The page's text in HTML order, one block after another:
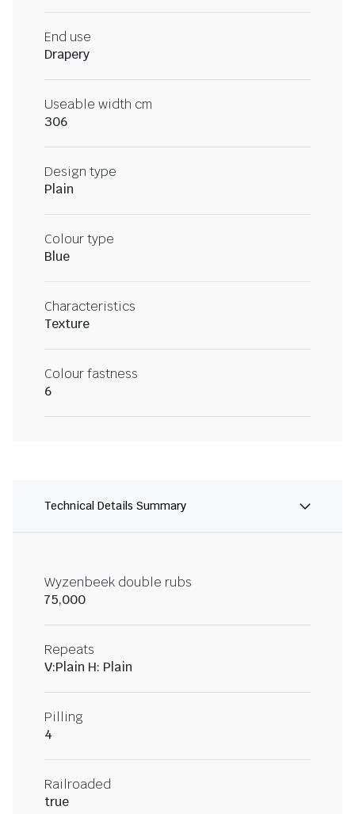
End use
Drapery
Useable width cm
306
Design type
Plain
Colour type
Blue
Characteristics
Texture
Colour fastness
6
Technical Details Summary
Wyzenbeek double rubs
75,000
Repeats
V:Plain H: Plain
Pilling
4
Railroaded
true